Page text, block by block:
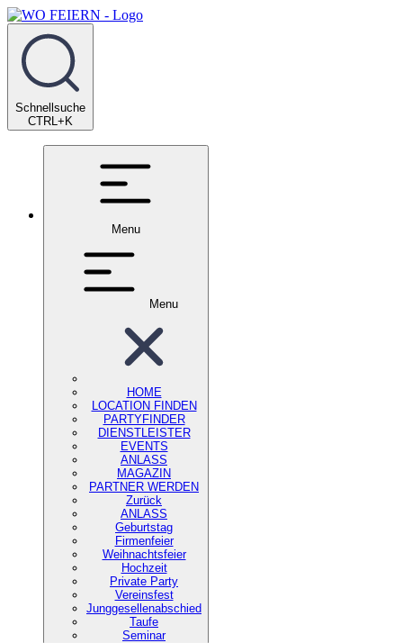
Schnellsuche
CTRL+K
Menu
Menu
HOME
LOCATION FINDEN
PARTYFINDER
DIENSTLEISTER
EVENTS
ANLASS
MAGAZIN
PARTNER WERDEN
Zurück
ANLASS
Geburtstag
Firmenfeier
Weihnachtsfeier
Hochzeit
Private Party
Vereinsfest
Junggesellenabschied
Taufe
Seminar